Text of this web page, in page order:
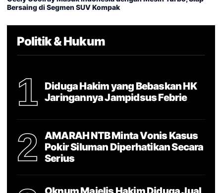
Bersaing di Segmen SUV Kompak
Politik & Hukum
1
Diduga Hakim yang Bebaskan HK
Jaringannya Jampidsus Febrie
2
AMARAH NTB Minta Vonis Kasus
Pokir Siluman Diperhatikan Secara
Serius